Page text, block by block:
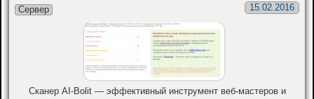
15.02.2016
Сервер
Сканер AI-Bolit — эффективный инструмент веб-мастеров и